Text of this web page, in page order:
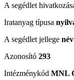
A segédlet
Iratanyag típusa
A segédlet jellege
Azonosító 293
Intézménykód MNL